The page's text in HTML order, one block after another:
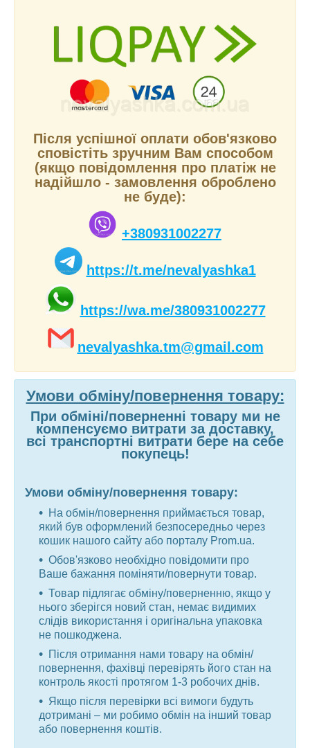
Після успішної оплати обов'язково
сповістіть зручним Вам способом
(якщо повідомлення про платіж не
надійшло - замовлення оброблено
не буде):
+380931002277
https://t.me/nevalyashka1
https://wa.me/380931002277
nevalyashka.tm@gmail.com
Умови обміну/повернення товару:
При обміні/поверненні товару ми не
компенсуємо витрати за доставку,
всі транспортні витрати бере на себе
покупець!
Умови обміну/повернення товару:
На обмін/повернення приймається товар,
який був оформлений безпосередньо через
кошик нашого сайту або порталу Prom.ua.
Обов'язково необхідно повідомити про
Ваше бажання поміняти/повернути товар.
Товар підлягає обміну/поверненню, якщо у
нього зберігся новий стан, немає видимих ​​
слідів використання і оригінальна упаковка
не пошкоджена.
Після отримання нами товару на обмін/
повернення, фахівці перевірять його стан на
контроль якості протягом 1-3 робочих днів.
Якщо після перевірки всі вимоги будуть
дотримані – ми робимо обмін на інший товар
або повернення коштів.